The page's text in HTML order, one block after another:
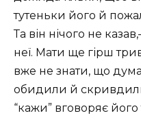
тутеньки його й
Та він нічого не
неї. Мати ще гірш
вже не знати, що
обидили й скривдили
“кажи” вговоряє його